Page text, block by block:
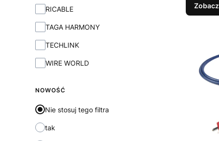
RICABLE
TAGA HARMONY
TECHLINK
WIRE WORLD
NOWOŚĆ
Nie stosuj tego filtra
tak